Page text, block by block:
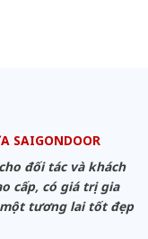
SAIGONDOOR
đối tác và khách
cấp, có giá trị gia
tương lai tốt đẹp